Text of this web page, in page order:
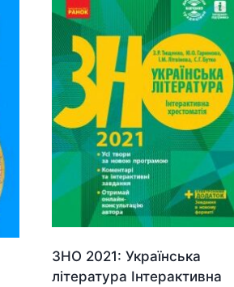
ЗНО 2021: Українська
література Інтерактивна